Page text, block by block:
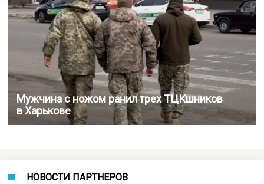
Мужчина с ножом ранил трех ТЦКшников
в Харькове
НОВОСТИ ПАРТНЕРОВ